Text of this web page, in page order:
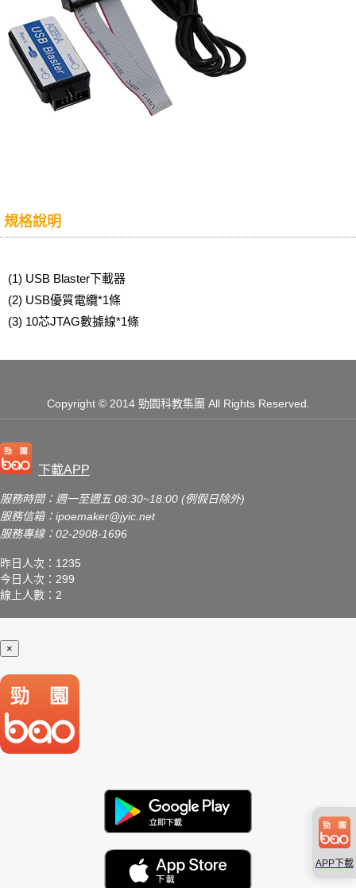
規格說明
(1) USB Blaster下載器
(2) USB優質電纜*1條
(3) 10芯JTAG數據線*1條
Copyright© 2014 勁園科教集團 All Rights Reserved.
下載APP
服務時間：週一至週五 08:30~18:00 (例假日除外)
服務信箱： ipoemaker@jyic.net
服務專線：02-2908-1696
昨日人次：1235
今日人次：299
線上人數：2
×
APP下載